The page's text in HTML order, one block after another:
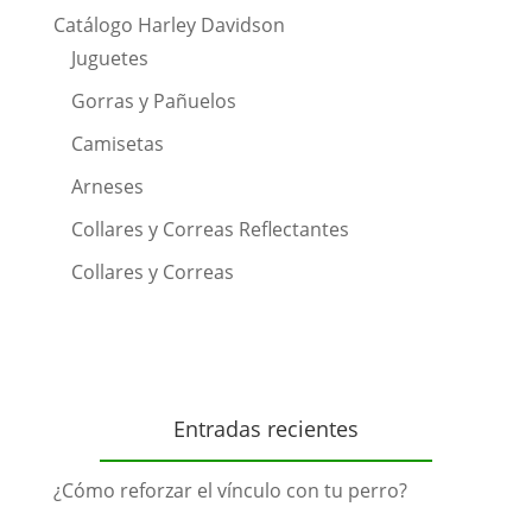
Catálogo Harley Davidson
Juguetes
Gorras y Pañuelos
Camisetas
Arneses
Collares y Correas Reflectantes
Collares y Correas
Entradas recientes
¿Cómo reforzar el vínculo con tu perro?